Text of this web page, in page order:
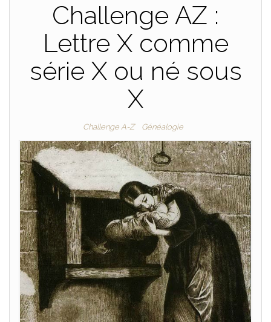
Challenge AZ :
Lettre X comme
série X ou né sous
X
Challenge A-Z Généalogie